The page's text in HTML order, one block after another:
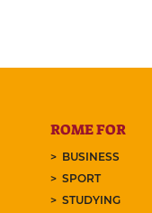
ROME FOR
BUSINESS
SPORT
STUDYING